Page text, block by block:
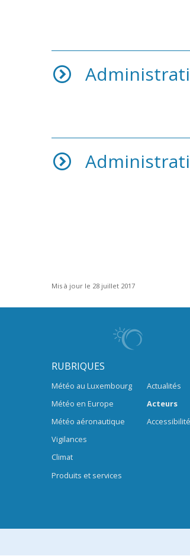
Mis à jour le 28 juillet 2017
RUBRIQUES
Météo au Luxembourg
Météo en Europe
Météo aéronautique
Vigilances
Climat
Produits et services
Actualités
Acteurs
Accessibilité